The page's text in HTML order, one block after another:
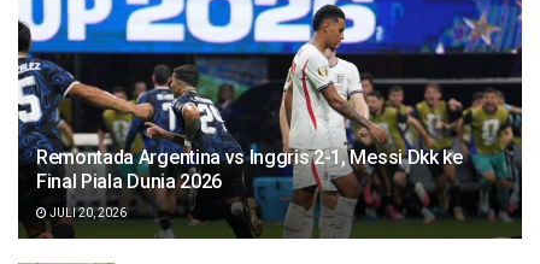
Remontada Argentina vs Inggris 2-1, Messi Dkk ke
Final Piala Dunia 2026
JULI 20, 2026